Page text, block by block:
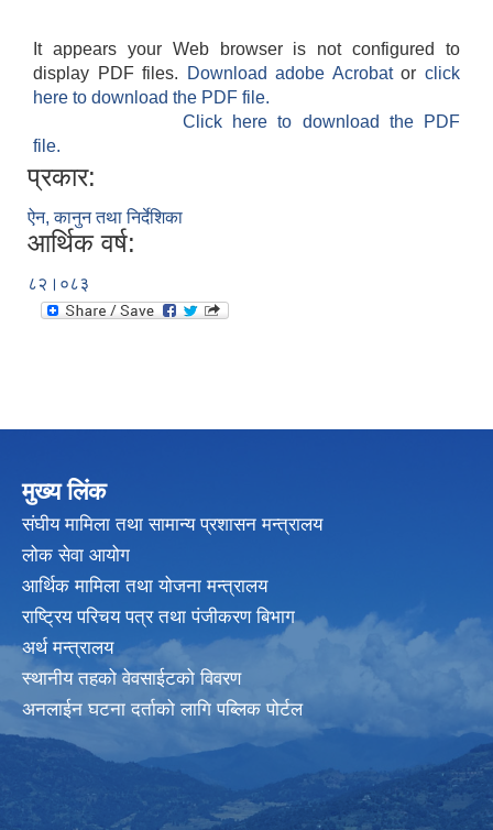
It appears your Web browser is not configured to
display PDF files.
Download adobe Acrobatorclick
here to download the PDF file.
Click here to download the PDF
file.
प्रकार:
ऐन, कानुन तथा निर्देशिका
आर्थिक वर्ष:
८२।०८३
मुख्य लिंक
संघीय मामिला तथा सामान्य प्रशासन मन्त्रालय
लोक सेवा आयोग
आर्थिक मामिला तथा योजना मन्त्रालय
राष्ट्रिय परिचय पत्र तथा पंजीकरण बिभाग
अर्थ मन्त्रालय
स्थानीय तहको वेवसाईटको विवरण
अनलाईन घटना दर्ताको लागि पब्लिक पोर्टल